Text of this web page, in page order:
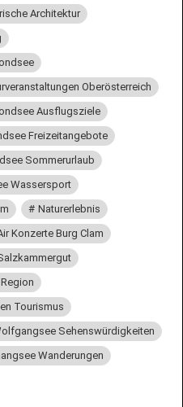
Architektur
Oberösterreich
Ausflugsziele
Freizeitangebote
Sommerurlaub
Wassersport
Naturerlebnis
Konzerte Burg Clam
Tourismus
Sehenswürdigkeiten
Wanderungen